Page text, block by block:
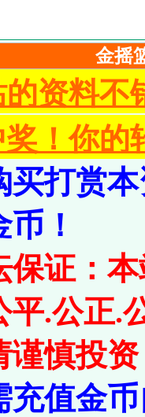
金摇
资料
！你
买打赏
！
保证：
平.公正.
谨慎投
值金